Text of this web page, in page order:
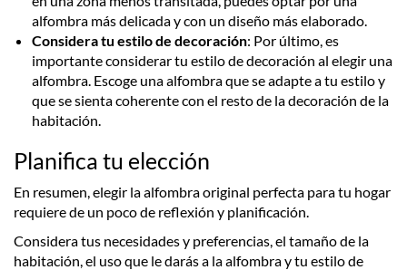
alfombra más delicada y con un diseño más elaborado.
Considera tu estilo de decoración: Por último, es
importante considerar tu estilo de decoración al elegir una
alfombra. Escoge una alfombra que se adapte a tu estilo y
que se sienta coherente con el resto de la decoración de la
habitación.
Planifica tu elección
En resumen, elegir la alfombra original perfecta para tu hogar
requiere de un poco de reflexión y planificación.
Considera tus necesidades y preferencias, el tamaño de la
habitación, el uso que le darás a la alfombra y tu estilo de